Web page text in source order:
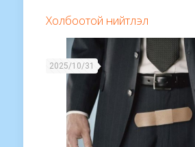
Холбоотой нийтлэл
2025/10/31